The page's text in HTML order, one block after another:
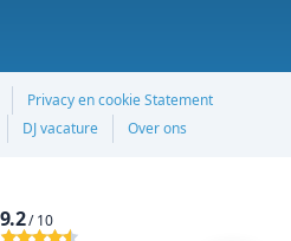
Privacy en cookie Statement
DJ vacature Over ons
9.2/ 10